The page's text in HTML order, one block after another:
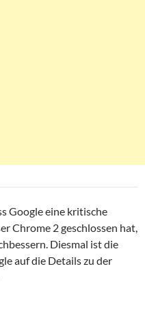
Google eine kritische
Chrome 2 geschlossen hat,
Diesmal ist die
auf die Details zu der